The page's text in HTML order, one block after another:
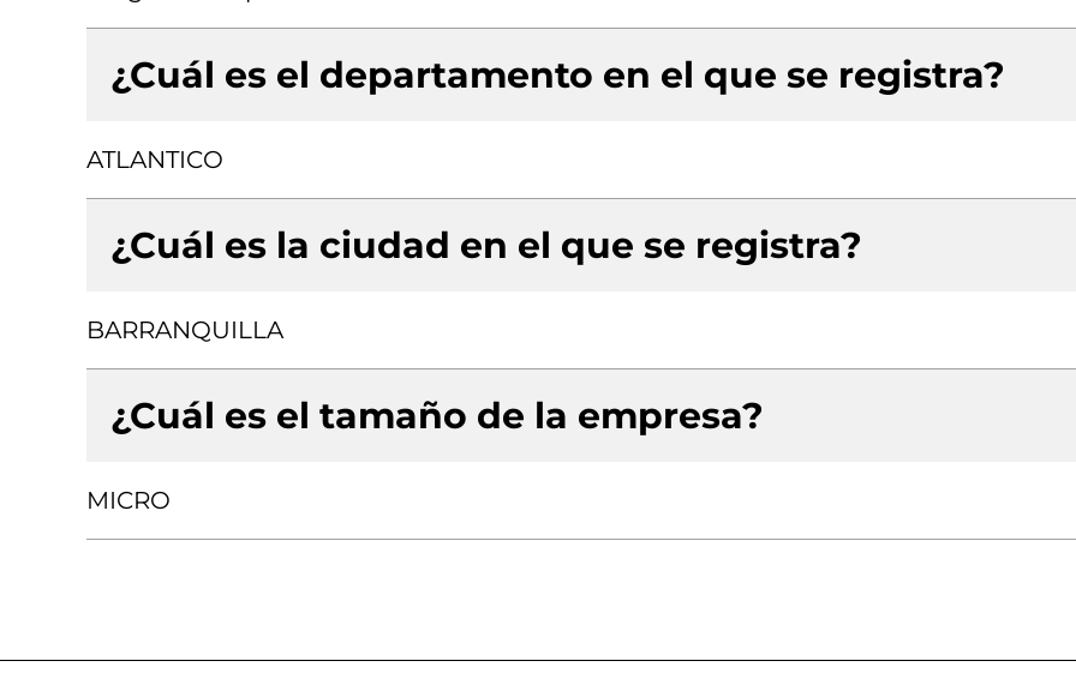
¿Cuál es el departamento en el que se registra?
ATLANTICO
¿Cuál es la ciudad en el que se registra?
BARRANQUILLA
¿Cuál es el tamaño de la empresa?
MICRO